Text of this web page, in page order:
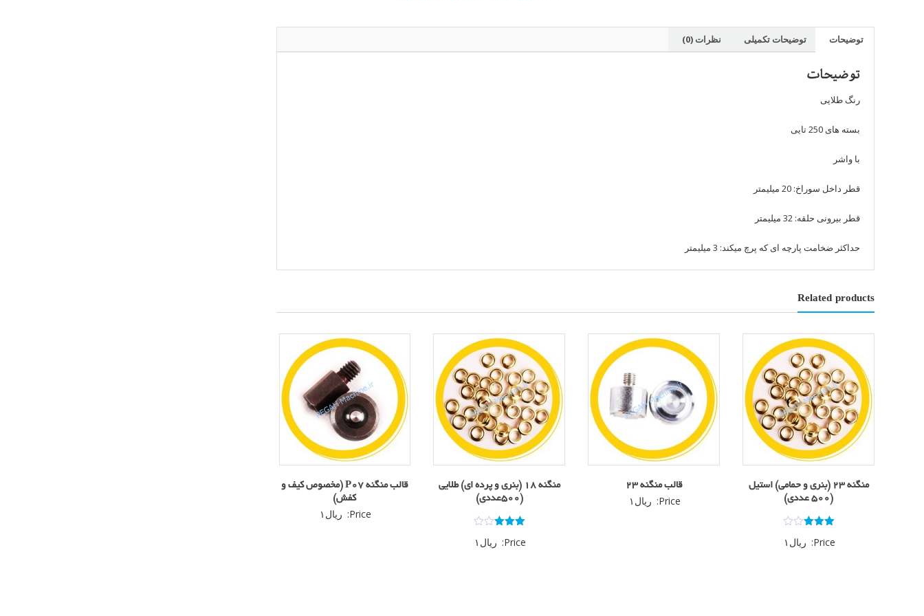
طلایی
توضیحات توضیحات تکمیلی نظرات (0)
توضیحات
رنگ طلایی
بسته های 250 تایی
با واشر
قطر داخل سوراخ: 20 میلیمتر
قطر بیرونی حلقه: 32 میلیمتر
حداکثر ضخامت پارچه ای که پرچ میکند: 3 میلیمتر
Related products
منگنه ۲۳ (بنری و حمامی) استیل
(500 عددی)
3.00
Price: ریال ۱
قالب منگنه ۲۳
Price: ریال ۱
منگنه 18 (بنری و پرده ای) طلایی
(500عددی)
3.00
Price: ریال ۱
قالب منگنه P07 (مخصوص کیف و
کفش)
Price: ریال ۱